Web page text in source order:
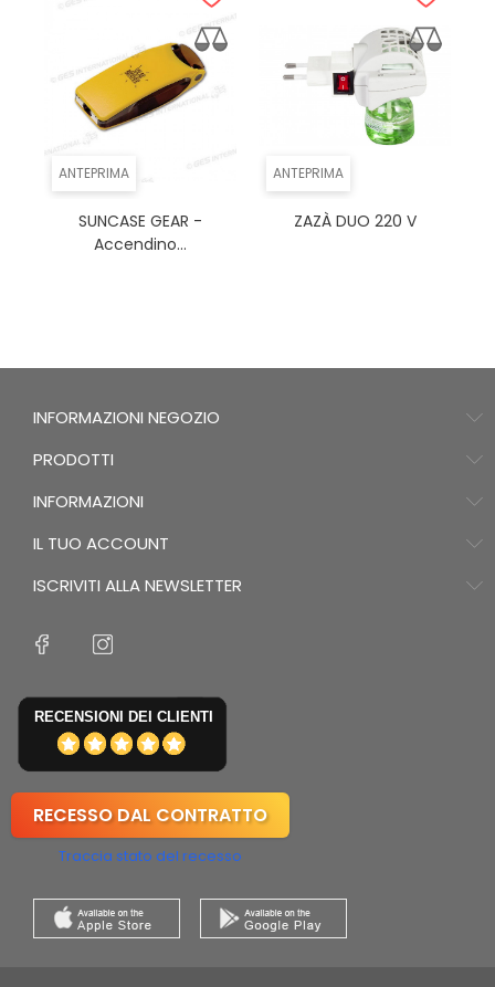
ANTEPRIMA
SUNCASE GEAR -
Accendino...
ANTEPRIMA
ZAZÀ DUO 220 V
INFORMAZIONI NEGOZIO
PRODOTTI
INFORMAZIONI
IL TUO ACCOUNT
ISCRIVITI ALLA NEWSLETTER
RECENSIONI DEI CLIENTI
RECESSO DAL CONTRATTO
Traccia stato del recesso